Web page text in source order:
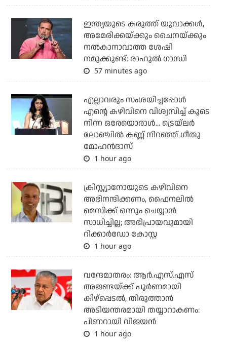
ഇന്ത്യയുടെ കരുത്ത് യുവാക്കള്‍,
അമേരിക്കയ്ക്കും ചൈനയ്ക്കും
നല്‍കാനാവാത്ത ശേഷി
നമുക്കുണ്ട്: രാഹുല്‍ ഗാന്ധി
57 minutes ago
എല്ലാവരും സംശയിച്ചപ്പോള്‍
എന്റെ കഴിവിനെ വിശ്വസിച്ച് കൂടെ
നിന്ന ഒരേയൊരാള്‍... ട്രെയ്‌ലര്‍
ലോഞ്ചില്‍ കണ്ണ് നിറഞ്ഞ് ഗീതു
മോഹന്‍ദാസ്
1 hour ago
ക്രിസ്റ്റ്യാനോയുടെ കഴിവിനെ
അഭിനന്ദിക്കണം, ഫൈനലില്‍
മെസിക്ക് ഒന്നും ചെയ്യാന്‍
സാധിച്ചില്ല; അഭിപ്രായവുമായി
റിക്കാര്‍ഡോ കോസ്റ്റ
1 hour ago
വന്ദേമാതരം: ആര്‍.എസ്.എസ്
അജണ്ടയ്ക്ക് പൂര്‍ണമായി
കീഴ്‌പ്പെടല്‍, തിരുത്താന്‍
അടിയന്തരമായി തയ്യാറാകണം:
പിണറായി വിജയന്‍
1 hour ago